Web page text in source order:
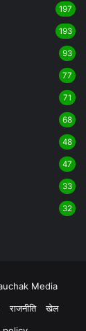
197
193
93
77
71
68
48
47
33
32
Media
राजनीति
खेल